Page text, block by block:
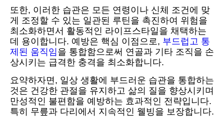
또한, 이러한 습관은 모든 연령이나 신체 조건에 맞
게 조정할 수 있는 일관된 루틴을 촉진하여 위험을
최소화하면서 활동적인 라이프스타일을 채택하는
데 용이합니다. 예방은 핵심 이점으로, 부드럽고 통
제된 움직임을 통합함으로써 연골과 기타 조직을 손
상시키는 급격한 충격을 최소화합니다.
요약하자면, 일상 생활에 부드러운 습관을 통합하는
것은 건강한 관절을 유지하고 삶의 질을 향상시키며
만성적인 불편함을 예방하는 효과적인 전략입니다.
특히 무릎과 다리에서 지속적인 웰빙을 보장합니다.